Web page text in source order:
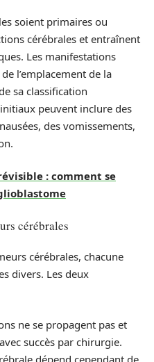
soient primaires ou
cérébrales et entraînent
Les manifestations
l’emplacement de la
sa classification
peuvent inclure des
des vomissements,
: comment se
cérébrales
cérébrales, chacune
divers. Les deux
ne se propagent pas et
succès par chirurgie.
dépend cependant de